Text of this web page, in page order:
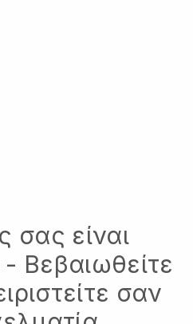
σας είναι
- Βεβαιωθείτε
σαν